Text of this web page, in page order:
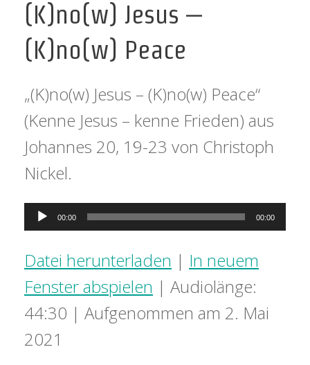
(K)no(w) Jesus –
(K)no(w) Peace
„(K)no(w) Jesus – (K)no(w) Peace“
(Kenne Jesus – kenne Frieden) aus
Johannes 20, 19-23 von Christoph
Nickel.
Audio-
00:00 00:00
Datei herunterladen | In neuem
Fenster abspielen | Audiolänge:
44:30 | Aufgenommen am 2. Mai
2021